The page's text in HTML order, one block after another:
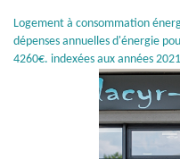
Logement à consommation
dépenses annuelles d'énergie
4260€. indexées aux années